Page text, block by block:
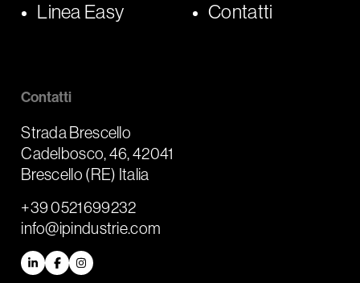
Linea Easy
Contatti
Contatti
Strada Brescello
Cadelbosco, 46, 42041
Brescello (RE) Italia
+39 0521699232
info@ipindustrie.com
LinkedInFacebookInstagram